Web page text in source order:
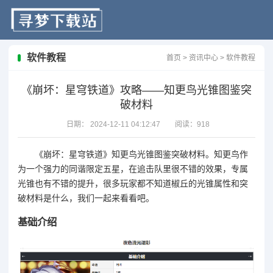
软件教程 首页 > 资讯中心 > 软件教程
《崩坏：星穹铁道》攻略——知更鸟光锥图鉴突
破材料
日期： 2024-12-11 04:12:47 阅读： 918
《崩坏：星穹铁道》知更鸟光锥图鉴突破材料。知更鸟作
为一个强力的同谐限定五星，在追击队里很不错的效果，专属
光锥也有不错的提升，很多玩家都不知道椒丘的光锥属性和突
破材料是什么，我们一起来看看吧。
基础介绍